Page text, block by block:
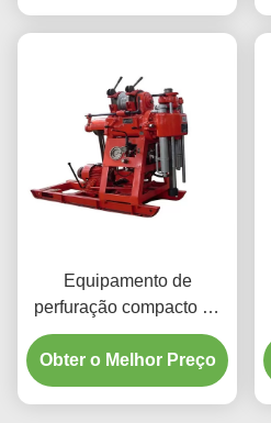
Equipamento de
perfuração compacto de
alta velocidade vermelho
da engenharia hidráulica
Obter o Melhor Preço